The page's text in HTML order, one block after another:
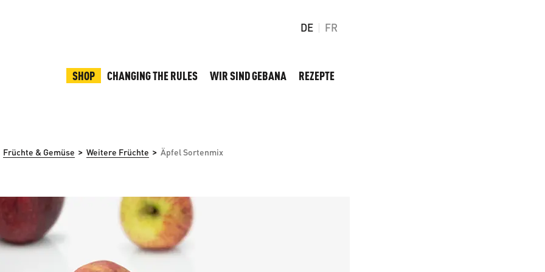
DE FR
SHOP CHANGING THE RULES WIR SIND GEBANA REZEPTE
Früchte & Gemüse > Weitere Früchte > Äpfel Sortenmix